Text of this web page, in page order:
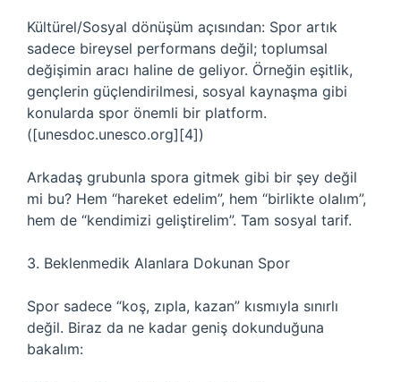
Kültürel/Sosyal dönüşüm açısından: Spor artık
sadece bireysel performans değil; toplumsal
değişimin aracı haline de geliyor. Örneğin eşitlik,
gençlerin güçlendirilmesi, sosyal kaynaşma gibi
konularda spor önemli bir platform.
([unesdoc.unesco.org][4])
Arkadaş grubunla spora gitmek gibi bir şey değil
mi bu? Hem “hareket edelim”, hem “birlikte olalım”,
hem de “kendimizi geliştirelim”. Tam sosyal tarif.
3. Beklenmedik Alanlara Dokunan Spor
Spor sadece “koş, zıpla, kazan” kısmıyla sınırlı
değil. Biraz da ne kadar geniş dokunduğuna
bakalım: